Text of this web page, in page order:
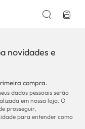
novidades e
compra.
dados pessoais serão
em nossa loja. O
prosseguir,
para entender como